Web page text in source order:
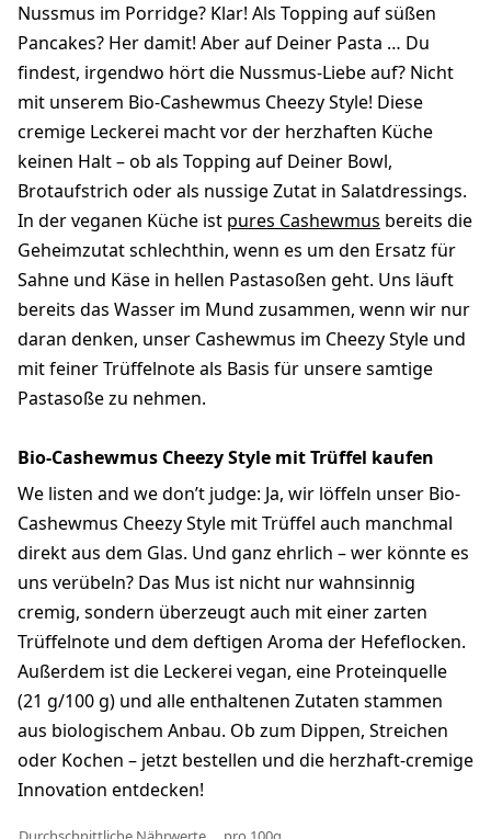
Nussmus im Porridge? Klar! Als Topping auf süßen
Pancakes? Her damit! Aber auf Deiner Pasta … Du
findest, irgendwo hört die Nussmus-Liebe auf? Nicht
mit unserem Bio-Cashewmus Cheezy Style! Diese
cremige Leckerei macht vor der herzhaften Küche
keinen Halt – ob als Topping auf Deiner Bowl,
Brotaufstrich oder als nussige Zutat in Salatdressings.
In der veganen Küche ist pures Cashewmus bereits die
Geheimzutat schlechthin, wenn es um den Ersatz für
Sahne und Käse in hellen Pastasoßen geht. Uns läuft
bereits das Wasser im Mund zusammen, wenn wir nur
daran denken, unser Cashewmus im Cheezy Style und
mit feiner Trüffelnote als Basis für unsere samtige
Pastasoße zu nehmen.
Bio-Cashewmus Cheezy Style mit Trüffel kaufen
We listen and we don’t judge: Ja, wir löffeln unser Bio-
Cashewmus Cheezy Style mit Trüffel auch manchmal
direkt aus dem Glas. Und ganz ehrlich – wer könnte es
uns verübeln? Das Mus ist nicht nur wahnsinnig
cremig, sondern überzeugt auch mit einer zarten
Trüffelnote und dem deftigen Aroma der Hefeflocken.
Außerdem ist die Leckerei vegan, eine Proteinquelle
(21 g/100 g) und alle enthaltenen Zutaten stammen
aus biologischem Anbau. Ob zum Dippen, Streichen
oder Kochen – jetzt bestellen und die herzhaft-cremige
Innovation entdecken!